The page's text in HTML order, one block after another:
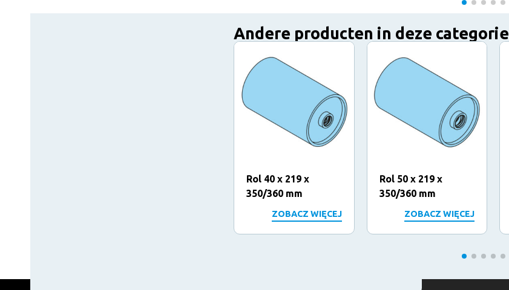
Andere producten in deze categorie
Rol 40 x 219 x
350/360 mm
ZOBACZ WIĘCEJ
Rol 50 x 219 x
350/360 mm
ZOBACZ WIĘCEJ